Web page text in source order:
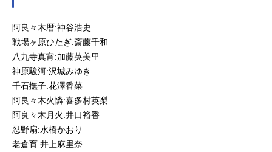
阿良々木暦:神谷浩史
戦場ヶ原ひたぎ:斎藤千和
八九寺真宵:加藤英美里
神原駿河:沢城みゆき
千石撫子:花澤香菜
阿良々木火憐:喜多村英梨
阿良々木月火:井口裕香
忍野扇:水橋かおり
老倉育:井上麻里奈